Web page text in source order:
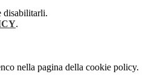
disabilitarli.
.
nella pagina della cookie policy.